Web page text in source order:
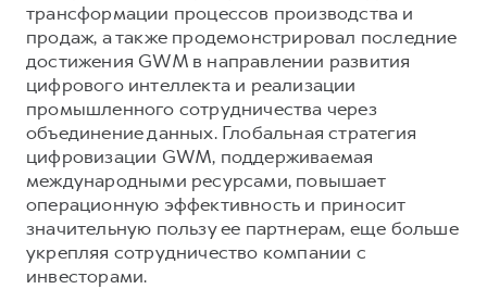
трансформации процессов производства и
продаж, а также продемонстрировал последние
достижения GWM в направлении развития
цифрового интеллекта и реализации
промышленного сотрудничества через
объединение данных. Глобальная стратегия
цифровизации GWM, поддерживаемая
международными ресурсами, повышает
операционную эффективность и приносит
значительную пользу ее партнерам, еще больше
укрепляя сотрудничество компании с
инвесторами.